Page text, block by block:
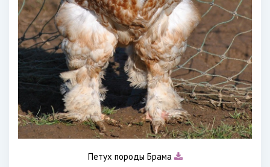
Петух породы Брама